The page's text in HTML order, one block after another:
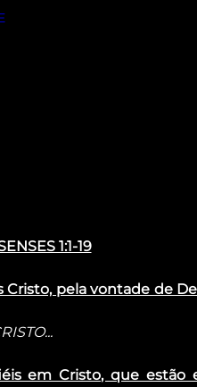
1:1-19
Cristo, pela vontade de
em Cristo, que estão